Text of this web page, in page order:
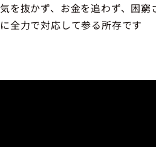
気を抜かず、お金を追わず、困窮
に全力で対応して参る所存です